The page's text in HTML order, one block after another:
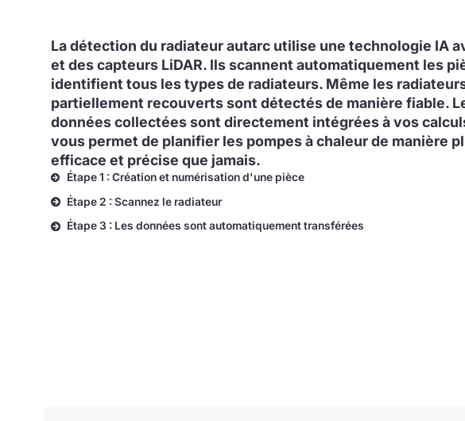
La détection du radiateur autarc utilise une technologie IA
et des capteurs LiDAR. Ils scannent automatiquement les
identifient tous les types de radiateurs. Même les
partiellement recouverts sont détectés de manière fiable.
données collectées sont directement intégrées à vos
vous permet de planifier les pompes à chaleur de manière
efficace et précise que jamais.
Étape 1 : Création et numérisation d'une pièce
Étape 2 : Scannez le radiateur
Étape 3 : Les données sont automatiquement transférées